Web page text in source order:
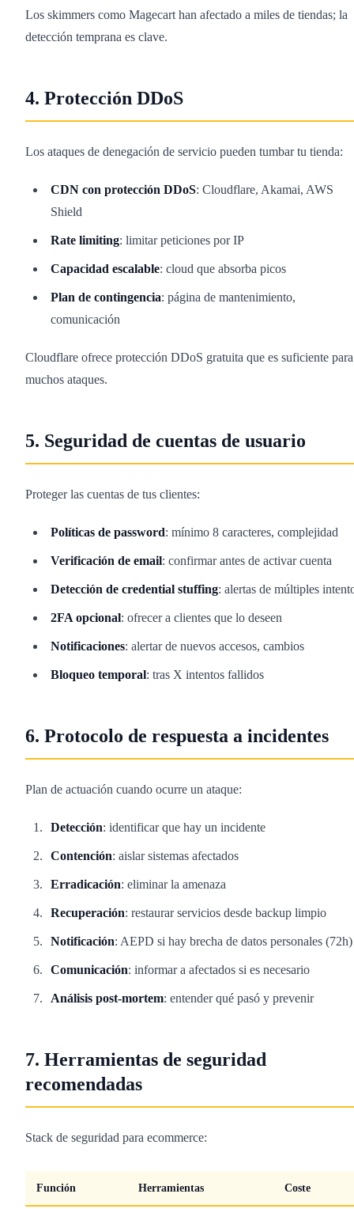
Los skimmers como Magecart han afectado a miles de tiendas; la
detección temprana es clave.
4. Protección DDoS
Los ataques de denegación de servicio pueden tumbar tu tienda:
CDN con protección DDoS: Cloudflare, Akamai, AWS
Shield
Rate limiting: limitar peticiones por IP
Capacidad escalable: cloud que absorba picos
Plan de contingencia: página de mantenimiento,
comunicación
Cloudflare ofrece protección DDoS gratuita que es suficiente para
muchos ataques.
5. Seguridad de cuentas de usuario
Proteger las cuentas de tus clientes:
Políticas de password: mínimo 8 caracteres, complejidad
Verificación de email: confirmar antes de activar cuenta
Detección de credential stuffing: alertas de múltiples
2FA opcional: ofrecer a clientes que lo deseen
Notificaciones: alertar de nuevos accesos, cambios
Bloqueo temporal: tras X intentos fallidos
6. Protocolo de respuesta a incidentes
Plan de actuación cuando ocurre un ataque:
Detección: identificar que hay un incidente
Contención: aislar sistemas afectados
Erradicación: eliminar la amenaza
Recuperación: restaurar servicios desde backup limpio
Notificación: AEPD si hay brecha de datos personales (72h)
Comunicación: informar a afectados si es necesario
Análisis post-mortem: entender qué pasó y prevenir
7. Herramientas de seguridad
recomendadas
Stack de seguridad para ecommerce:
Función Herramientas Coste